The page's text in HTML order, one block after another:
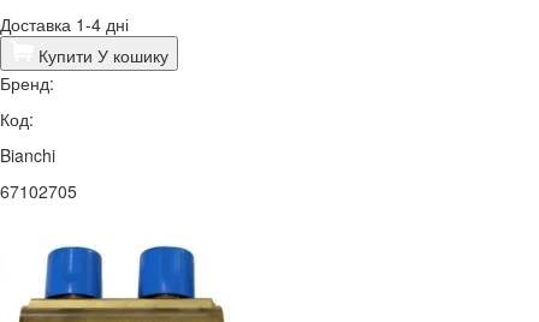
Доставка 1-4 дні
Купити У кошику
Бренд:
Код:
Bianchi
67102705